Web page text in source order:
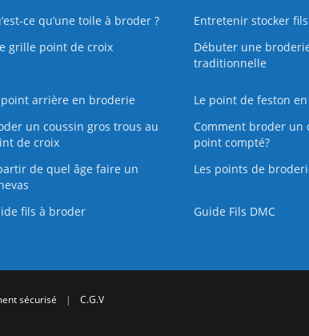
qu’une toile à broder ?
Entretenir stocker
grille point de croix
Débuter une
traditionnelle
point arrière en broderie
Le point de feston
un coussin gros trous au
de croix
Comment broder un
point compté?
de quel âge faire un
Les points de
fils à broder
Guide Fils DMC
sécurisé | C.G.V